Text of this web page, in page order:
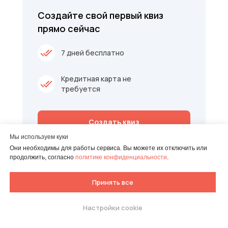
Мы используем куки
Они необходимы для работы сервиса. Вы можете их отключить или
продолжить, согласно политике конфиденциальности.
Принять все
Настройки cookie
Попробуйте собрать свой
Кредитная карта не
требуется
7 дней бесплатно
Создать квиз
Создайте свой первый квиз
прямо сейчас